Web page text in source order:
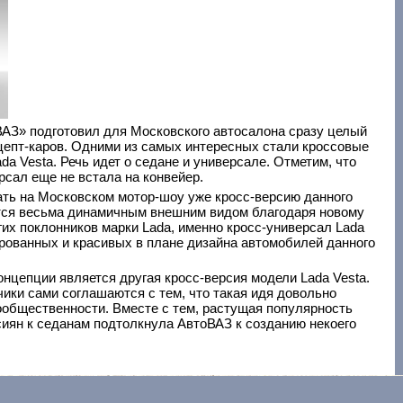
подготовил для Московского автосалона сразу целый
каров. Одними из самых интересных стали кроссовые
Vesta. Речь идет о седане и универсале. Отметим, что
еще не встала на конвейер.
на Московском мотор-шоу уже кросс-версию данного
весьма динамичным внешним видом благодаря новому
поклонников марки Lada, именно кросс-универсал Lada
и красивых в плане дизайна автомобилей данного
является другая кросс-версия модели Lada Vesta.
сами соглашаются с тем, что такая идя довольно
Вместе с тем, растущая популярность
к седанам подтолкнула АвтоВАЗ к созданию некоего